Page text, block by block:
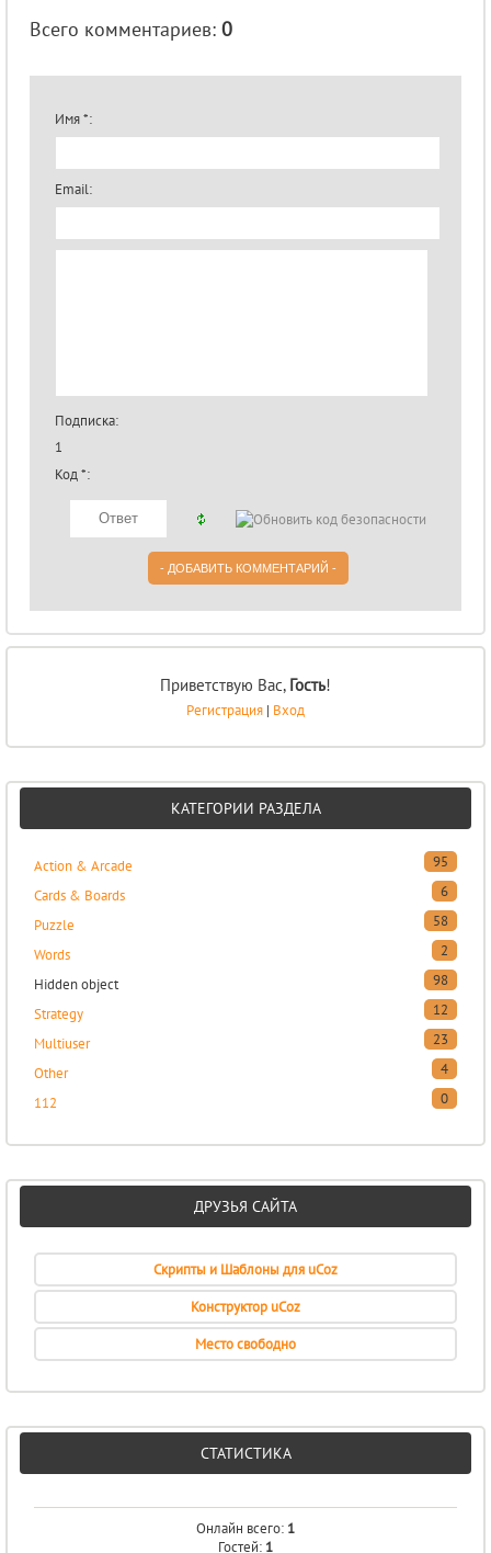
Всего комментариев: 0
Имя *:
Email:
Подписка:
1
Код *:
Приветствую Вас, Гость!
Регистрация | Вход
КАТЕГОРИИ РАЗДЕЛА
Action & Arcade
95
Cards & Boards
6
Puzzle
58
Words
2
Hidden object
98
Strategy
12
Multiuser
23
Other
4
112
0
ДРУЗЬЯ САЙТА
Скрипты и Шаблоны для uCoz
Конструктор uCoz
Место свободно
СТАТИСТИКА
Онлайн всего: 1
Гостей: 1